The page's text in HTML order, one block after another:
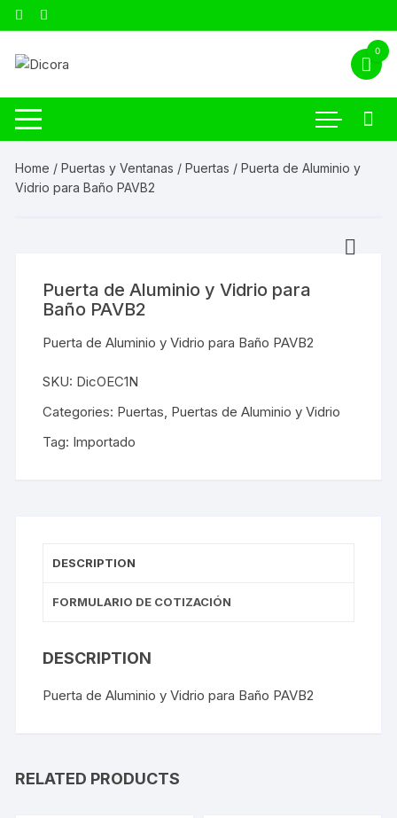
0
Home /Puertas y Ventanas /Puertas / Puerta de Aluminio y
Vidrio para Baño PAVB2
Puerta de Aluminio y Vidrio para
Baño PAVB2
Puerta de Aluminio y Vidrio para Baño PAVB2
SKU: DicOEC1N
Categories: Puertas, Puertas de Aluminio y Vidrio
Tag: Importado
DESCRIPTION
FORMULARIO DE COTIZACIÓN
DESCRIPTION
Puerta de Aluminio y Vidrio para Baño PAVB2
RELATED PRODUCTS